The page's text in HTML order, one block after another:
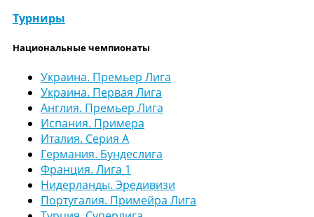
Турниры
Национальные чемпионаты
Украина. Премьер Лига
Украина. Первая Лига
Англия. Премьер Лига
Испания. Примера
Италия. Серия А
Германия. Бундеслига
Франция. Лига 1
Нидерланды. Эредивизи
Португалия. Примейра Лига